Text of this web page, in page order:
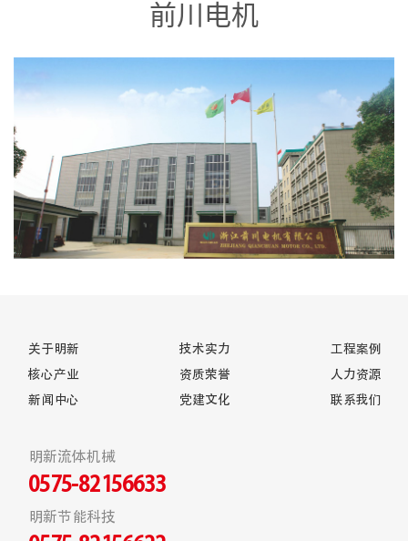
前川电机
关于明新
核心产业
新闻中心
技术实力
资质荣誉
党建文化
工程案例
人力资源
联系我们
明新流体机械
0575-82156633
明新节能科技